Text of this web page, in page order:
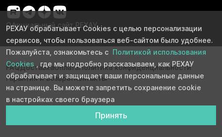
Официальный сайт РЕХАУ
FAQДоставкаОплатаПолитика конфиденциальности
Гарантия и возвратКонтакты
РЕХАУ обрабатывает Cookies с целью персонализации
сервисов, чтобы пользоваться веб-сайтом было удобнее.
Пожалуйста, ознакомьтесь с Политикой использования
Cookies
, где мы подробно рассказываем, как РЕХАУ
обрабатывает и защищает ваши персональные данные
на странице. Вы можете запретить сохранение cookie
в настройках своего браузера
Принять